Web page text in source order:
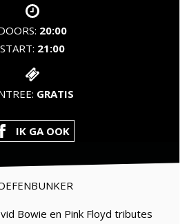
20:00
START: 21:00
GRATIS
IK GA OOK
Bowie en Pink Floyd tributes